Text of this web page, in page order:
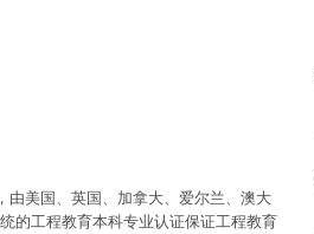
由美国、英国、加拿大、爱尔兰、澳大
的工程教育本科专业认证保证工程教育